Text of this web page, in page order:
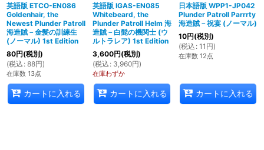
英語版 ETCO-EN086
Goldenhair, the
Newest Plunder Patroll
海造賊－金髪の訓練生
(ノーマル) 1st Edition
80円(税別)
(税込 : 88円)
在庫数 13点
カートに入れる
英語版 IGAS-EN085
Whitebeard, the
Plunder Patroll Helm 海
造賊－白髭の機関士 (ウ
ルトラレア) 1st Edition
3,600円(税別)
(税込 : 3,960円)
在庫わずか
カートに入れる
日本語版 WPP1-JP042
Plunder Patroll Parrrty
海造賊－祝宴 (ノーマル)
10円(税別)
(税込 : 11 円)
在庫数 12点
カートに入れる